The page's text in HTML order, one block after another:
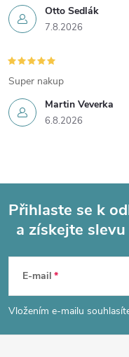
Otto Sedlák
7.8.2026
Martin Veverka
6.8.2026
Super nakup
p
Přihlaste se k
a získejte
E-mail
Vložením e-mailu